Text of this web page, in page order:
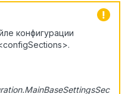
конфигурации